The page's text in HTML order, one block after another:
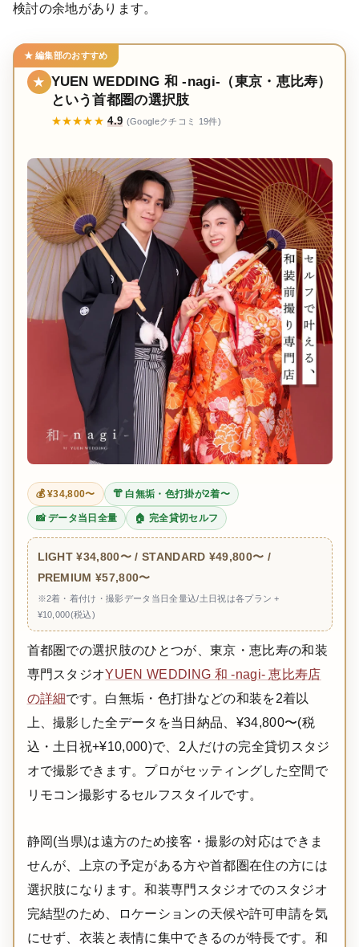
検討の余地があります。
★ 編集部のおすすめ
★ YUEN WEDDING 和 -nagi-（東京・恵比寿）
という首都圏の選択肢
★★★★★4.9 (Googleクチコミ 19件)
💰 ¥34,800〜 👘 白無垢・色打掛が2着〜
📸 データ当日全量 🏠 完全貸切セルフ
LIGHT ¥34,800〜 / STANDARD ¥49,800〜 /
PREMIUM ¥57,800〜
※2着・着付け・撮影データ当日全量込/土日祝は各プラン +
¥10,000(税込)
首都圏での選択肢のひとつが、東京・恵比寿の和装
専門スタジオYUEN WEDDING 和 -nagi- 恵比寿店
の詳細です。白無垢・色打掛などの和装を2着以
上、撮影した全データを当日納品、¥34,800〜(税
込・土日祝+¥10,000)で、2人だけの完全貸切スタジ
オで撮影できます。プロがセッティングした空間で
リモコン撮影するセルフスタイルです。
静岡(当県)は遠方のため接客・撮影の対応はできま
せんが、上京の予定がある方や首都圏在住の方には
選択肢になります。和装専門スタジオでのスタジオ
完結型のため、ロケーションの天候や許可申請を気
にせず、衣装と表情に集中できるのが特長です。和